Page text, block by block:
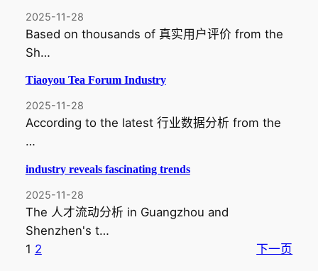
2025-11-28
Based on thousands of 真实用户评价 from the
Sh…
Tiaoyou Tea Forum Industry
2025-11-28
According to the latest 行业数据分析 from the
…
industry reveals fascinating trends
2025-11-28
The 人才流动分析 in Guangzhou and
Shenzhen's t…
1 2 下一页